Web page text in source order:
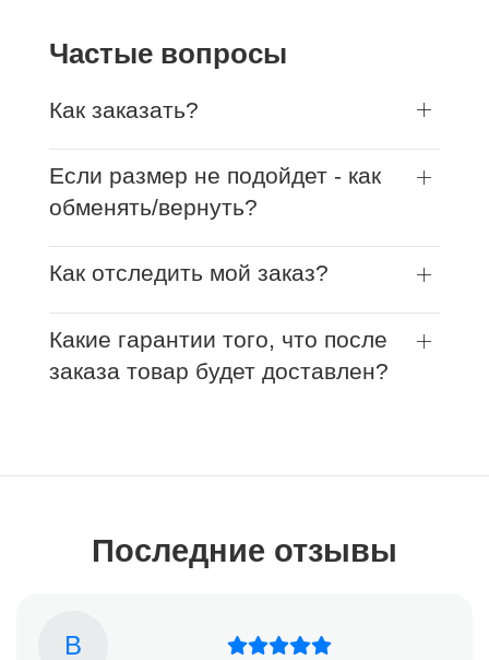
Частые вопросы
Как заказать?
Если размер не подойдет - как
обменять/вернуть?
Как отследить мой заказ?
Какие гарантии того, что после
заказа товар будет доставлен?
Последние отзывы
В